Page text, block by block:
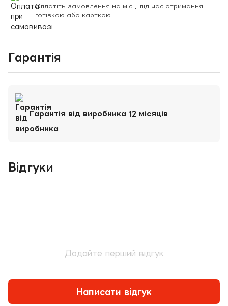
Оплатіть замовлення на місці під час отримання
готівкою або карткою.
Гарантія
Гарантія від виробника 12 місяців
Відгуки
Додайте перший відгук
Написати відгук